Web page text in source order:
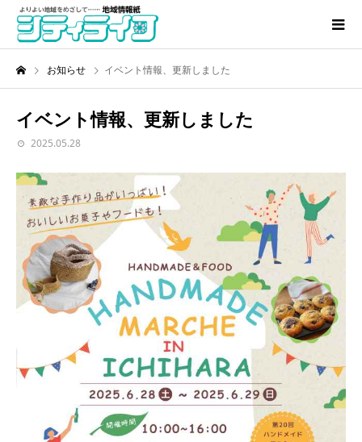
お知らせ イベント情報、更新しました
イベント情報、更新しました
2025.05.28